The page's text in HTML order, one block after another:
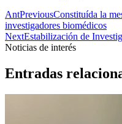
AntPreviousConstituída la
investigadores biomédicos
NextEstabilización de
Noticias de interés
Entradas